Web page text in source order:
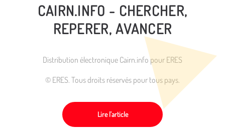
CAIRN.INFO - CHERCHER,
REPERER, AVANCER
Distribution électronique Cairn.info pour ERES
© ERES. Tous droits réservés pour tous pays.
Lire l'article